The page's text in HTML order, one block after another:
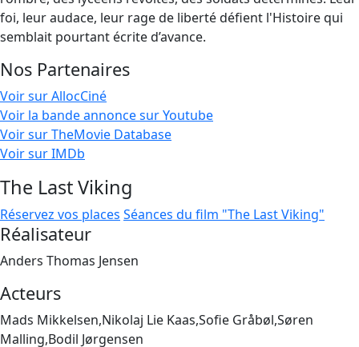
foi, leur audace, leur rage de liberté défient l'Histoire qui
semblait pourtant écrite d’avance.
Nos Partenaires
Voir sur AllocCiné
Voir la bande annonce sur Youtube
Voir sur TheMovie Database
Voir sur IMDb
The Last Viking
Réservez vos places Séances du film "The Last Viking"
Réalisateur
Anders Thomas Jensen
Acteurs
Mads Mikkelsen,Nikolaj Lie Kaas,Sofie Gråbøl,Søren
Malling,Bodil Jørgensen